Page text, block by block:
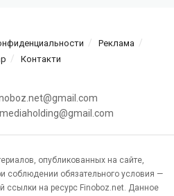
Реклама
Контакти
опубликованных на сайте,
соблюдении обязательного условия —
ссылки на ресурс Finoboz.net. Данное